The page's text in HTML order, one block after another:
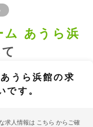
ム あうら浜
うら浜館の求
です。
求人情報は こちら からご確